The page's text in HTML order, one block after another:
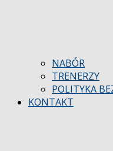
NABÓR
TRENERZY
POLITYKA
KONTAKT